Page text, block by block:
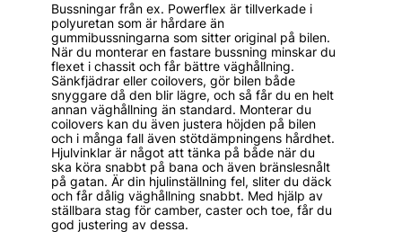
Bussningar från ex. Powerflex är tillverkade i
polyuretan som är hårdare än
gummibussningarna som sitter original på bilen.
När du monterar en fastare bussning minskar du
flexet i chassit och får bättre väghållning.
Sänkfjädrar eller coilovers, gör bilen både
snyggare då den blir lägre, och så får du en helt
annan väghållning än standard. Monterar du
coilovers kan du även justera höjden på bilen
och i många fall även stötdämpningens hårdhet.
Hjulvinklar är något att tänka på både när du
ska köra snabbt på bana och även bränslesnålt
på gatan. Är din hjulinställning fel, sliter du däck
och får dålig väghållning snabbt. Med hjälp av
ställbara stag för camber, caster och toe, får du
god justering av dessa.